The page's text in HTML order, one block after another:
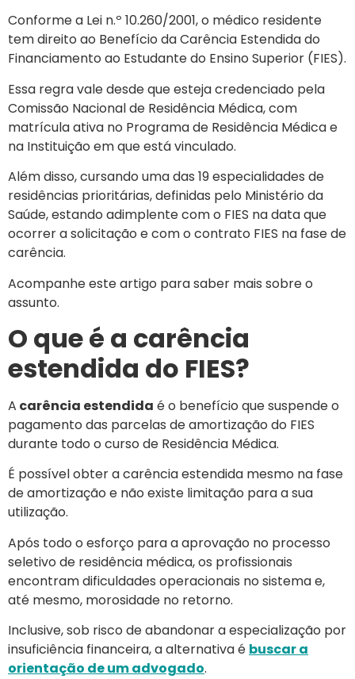
Conforme a Lei n.º 10.260/2001, o médico residente
tem direito ao Benefício da Carência Estendida do
Financiamento ao Estudante do Ensino Superior (FIES).
Essa regra vale desde que esteja credenciado pela
Comissão Nacional de Residência Médica, com
matrícula ativa no Programa de Residência Médica e
na Instituição em que está vinculado.
Além disso, cursando uma das 19 especialidades de
residências prioritárias, definidas pelo Ministério da
Saúde, estando adimplente com o FIES na data que
ocorrer a solicitação e com o contrato FIES na fase de
carência.
Acompanhe este artigo para saber mais sobre o
assunto.
O que é a carência
estendida do FIES?
A carência estendida é o benefício que suspende o
pagamento das parcelas de amortização do FIES
durante todo o curso de Residência Médica.
É possível obter a carência estendida mesmo na fase
de amortização e não existe limitação para a sua
utilização.
Após todo o esforço para a aprovação no processo
seletivo de residência médica, os profissionais
encontram dificuldades operacionais no sistema e,
até mesmo, morosidade no retorno.
Inclusive, sob risco de abandonar a especialização por
insuficiência financeira, a alternativa é buscar a
orientação de um advogado.